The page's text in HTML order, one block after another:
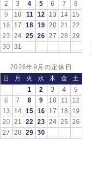
2
3 4 5 6 7
8
9
10 11 12 13 14
15
16
17 18 19 20 21
22
23
24 25 26 27 28
29
30
31
2026年9月の定休日
日
月 火 水 木 金
土
1
2 3 4
5
6
7 8 9 10 11
12
13
14 15 16 17 18
19
20
21 22 23 24 25
26
27
28 29 30